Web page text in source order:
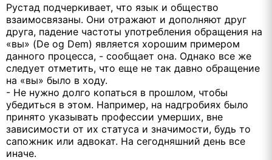
Рустад подчеркивает, что язык и общество
взаимосвязаны. Они отражают и дополняют друг
друга, падение частоты употребления обращения на
«вы» (De og Dem) является хорошим примером
данного процесса, - сообщает она. Однако все же
следует отметить, что еще не так давно обращение
на «вы» было в ходу.
- Не нужно долго копаться в прошлом, чтобы
убедиться в этом. Например, на надгробиях было
принято указывать профессии умерших, вне
зависимости от их статуса и значимости, будь то
сапожник или адвокат. На сегодняшний день все
иначе.